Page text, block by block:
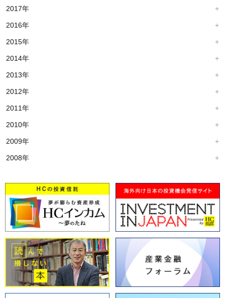
2017年
2016年
2015年
2014年
2013年
2012年
2011年
2010年
2009年
2008年